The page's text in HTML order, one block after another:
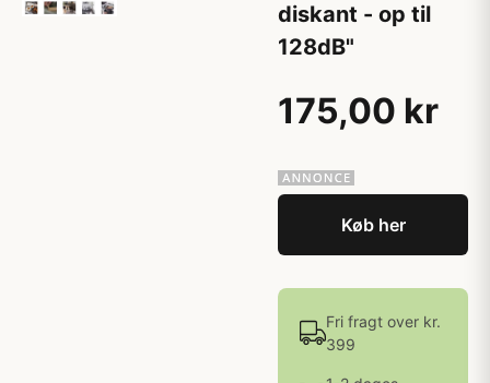
diskant - op til
128dB"
175,00 kr
Køb her
Fri fragt over kr.
399